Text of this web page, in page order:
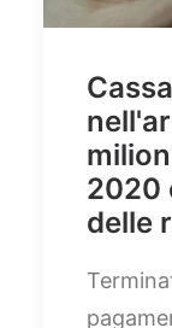
2020
delle